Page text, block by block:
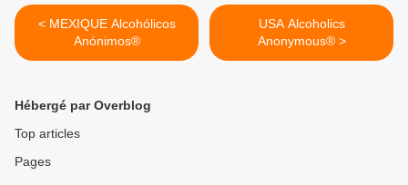
< MEXIQUE Alcohólicos
Anónimos®
USA Alcoholics
Anonymous® >
Hébergé par Overblog
Top articles
Pages